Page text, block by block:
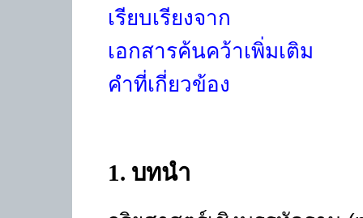
เรียบเรียงจาก
เอกสารค้นคว้าเพิ่มเติม
คำที่เกี่ยวข้อง
1. บทนำ